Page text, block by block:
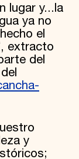
lugar y...la
ya no
el
extracto
del
y